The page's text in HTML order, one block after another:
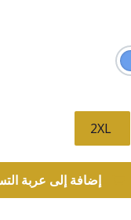
2XL
إضافة إلى عربة